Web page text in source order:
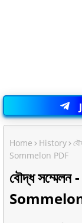
Home History
Sommelon PDF
বৌদ্ধ